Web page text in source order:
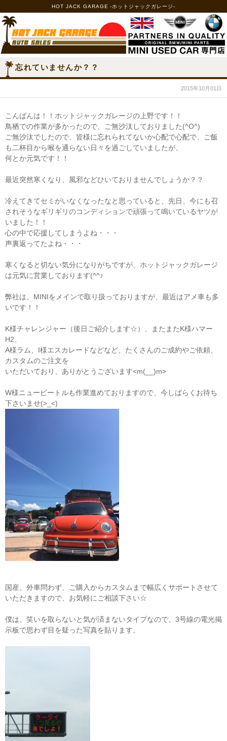
HOT JACK GARAGE -ホットジャックガレージ-
忘れていませんか？？
2015年10月01日
こんばんは！！ホットジャックガレージの上野です！！
鳥栖での作業が多かったので、ご無沙汰しておりました(^O^)
ご無沙汰でしたので、皆様に忘れられてないか心配で心配で、ご飯
も二杯目から喉を通らない日々を過ごしていましたが、
何とか元気です！！
最近突然寒くなり、風邪などひいておりませんでしょうか？？
冷えてきてセミがいなくなったなと思っていると、先日、今にも召
されそうなギリギリのコンディションで頑張って鳴いているヤツが
いました！！
心の中で応援してしまうよね・・・
声裏返ってたよね・・・
寒くなると切ない気分になりがちですが、ホットジャックガレージ
は元気に営業しております(^^♪
弊社は、MINIをメインで取り扱っておりますが、最近はアメ車も多
いです！！
K様チャレンジャー（後日ご紹介します☆）、またまたK様ハマー
H2、
A様ラム、I様エスカレードなどなど、たくさんのご成約やご依頼、
カスタムのご注文を
いただいており、ありがとうございます<m(__)m>
W様ニュービートルも作業進めておりますので、今しばらくお待ち
下さいませ(>_<)
国産、外車問わず、ご購入からカスタムまで幅広くサポートさせて
いただきますので、お気軽にご相談下さい☆
僕は、笑いを取らないと気が済まないタイプなので、3号線の電光掲
示板で思わず目を疑った写真を貼ります。